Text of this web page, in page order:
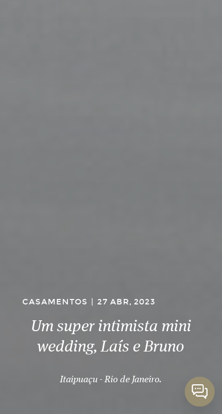
CASAMENTOS | 27 ABR, 2023
Um super intimista mini
wedding, Laís e Bruno
Itaipuaçu - Rio de Janeiro.